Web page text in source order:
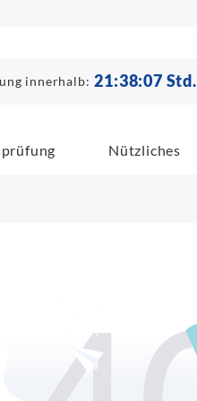
innerhalb: 21:38:07 Std.
Nützliches